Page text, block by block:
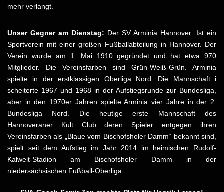
mehr verlangt.
Unser Gegner am Dienstag: Der SV Arminia Hannover: Ist ein
Sportverein mit einer großen Fußballabteilung in Hannover. Der
Verein wurde am 1. Mai 1910 gegründet und hat etwa 970
Mitglieder. Die Vereinsfarben sind Grün-Weiß-Grün. Arminia
spielte in der erstklassigen Oberliga Nord. Die Mannschaft i
scheiterte 1967 und 1968 in der Aufstiegsrunde zur Bundesliga,
aber in den 1970er Jahren spielte Arminia vier Jahre in der 2.
Bundesliga Nord. Die heutige erste Mannschaft des
Hannoveraner Kult Club deren Spieler entgegen ihren
Vereinsfarben als „Blaue vom Bischofsholer Damm“ bekannt sind,
spielt seit dem Aufstieg im Jahr 2014 im heimischen Rudolf-
Kalweit-Stadion am Bischofsholer Damm in der
niedersächsischen Fußball-Oberliga.